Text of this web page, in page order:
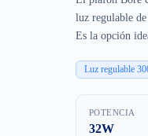
luz regulable
Es la opción
Luz regulable
POTENCIA
32W